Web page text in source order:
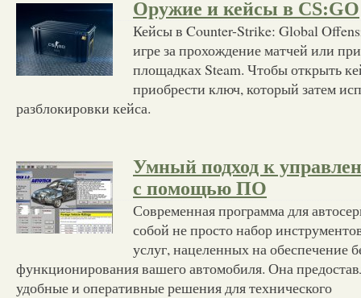
Оружие и кейсы в CS:GO
Кейсы в Counter-Strike: Global
игре за прохождение матчей или
площадках Steam. Чтобы открыть
приобрести ключ, который затем
разблокировки кейса.
Умный подход к
с помощью ПО
Современная программа для
собой не просто набор
услуг, нацеленных на обеспечение
функционирования вашего автомобиля. Она
удобные и оперативные решения для технического